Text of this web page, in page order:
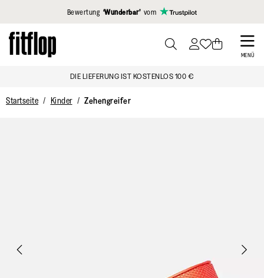
Klicken Sie hier, um unsere Erklärung zur Barrierefreiheit
Bewertung ‘Wunderbar’ vom
Skip
to
MENÜ
TO
DIE LIEFERUNG IST KOSTENLOS 100 €
Startseite Kinder Zehengreifer